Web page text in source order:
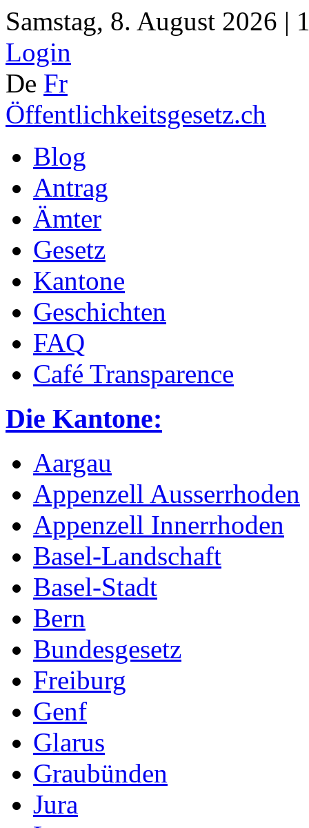
Samstag, 8. August 2026 |
Login
De Fr
Öffentlichkeitsgesetz.ch
Blog
Antrag
Ämter
Gesetz
Kantone
Geschichten
FAQ
Café Transparence
Die Kantone:
Aargau
Appenzell Ausserrhoden
Appenzell Innerrhoden
Basel-Landschaft
Basel-Stadt
Bern
Bundesgesetz
Freiburg
Genf
Glarus
Graubünden
Jura